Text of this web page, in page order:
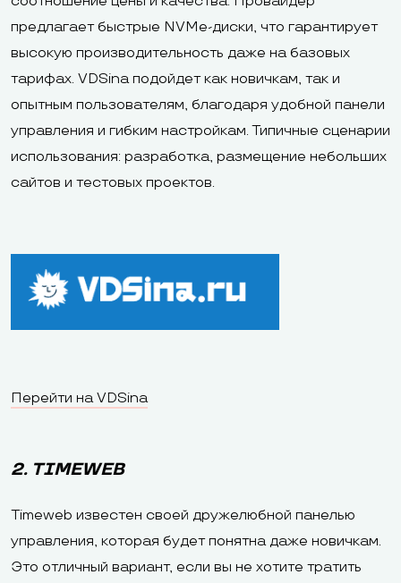
предлагает быстрые NVMe-диски, что гарантирует
высокую производительность даже на базовых
тарифах. VDSina подойдет как новичкам, так и
опытным пользователям, благодаря удобной панели
управления и гибким настройкам. Типичные сценарии
использования: разработка, размещение небольших
сайтов и тестовых проектов.
Перейти на VDSina
2. TIMEWEB
Timeweb известен своей дружелюбной панелью
управления, которая будет понятна даже новичкам.
Это отличный вариант, если вы не хотите тратить